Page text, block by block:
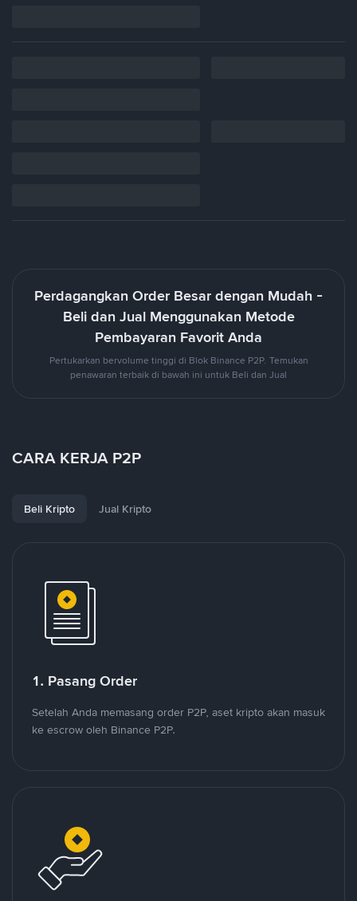
Perdagangkan Order Besar dengan Mudah -
Beli dan Jual Menggunakan Metode
Pembayaran Favorit Anda
Pertukarkan bervolume tinggi di Blok Binance P2P. Temukan
penawaran terbaik di bawah ini untuk Beli dan Jual
CARA KERJA P2P
Beli Kripto Jual Kripto
1. Pasang Order
Setelah Anda memasang order P2P, aset kripto akan masuk
ke escrow oleh Binance P2P.